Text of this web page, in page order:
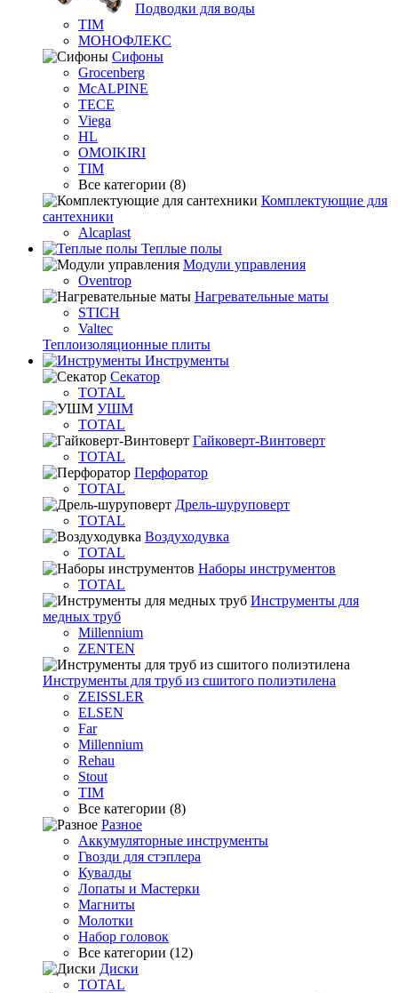
Подводки для воды
TIM
МОНОФЛЕКС
Сифоны
Grocenberg
McALPINE
TECE
Viega
HL
OMOIKIRI
TIM
Все категории (8)
Комплектующие для
сантехники
Alcaplast
Теплые полы
Модули управления
Oventrop
Нагревательные маты
STICH
Valtec
Теплоизоляционные плиты
Инструменты
Секатор
TOTAL
УШМ
TOTAL
Гайковерт-Винтоверт
TOTAL
Перфоратор
TOTAL
Дрель-шуруповерт
TOTAL
Воздуходувка
TOTAL
Наборы инструментов
TOTAL
Инструменты для
медных труб
Millennium
ZENTEN
Инструменты для труб из сшитого полиэтилена
ZEISSLER
ELSEN
Far
Millennium
Rehau
Stout
TIM
Все категории (8)
Разное
Аккумуляторные инструменты
Гвозди для стэплера
Кувалды
Лопаты и Мастерки
Магниты
Молотки
Набор головок
Все категории (12)
Диски
TOTAL